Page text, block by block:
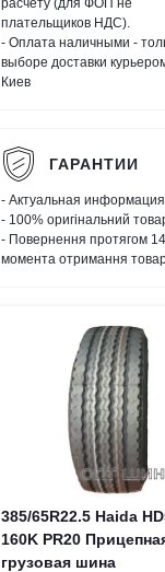
расчету (для ФОП не
плательщиков НДС).
- Оплата наличными -
выборе доставки
Киев
ГАРАНТИИ
- Актуальная
- 100% оригінальний
- Повернення протягом
момента отримання
385/65R22.5 Haida
160K PR20
грузовая шина